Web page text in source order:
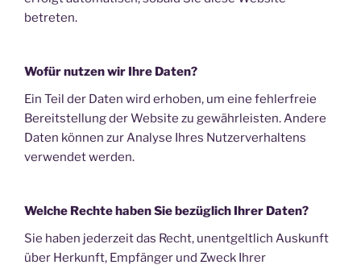
betreten.
Wofür nutzen wir Ihre Daten?
Ein Teil der Daten wird erhoben, um eine fehlerfreie
Bereitstellung der Website zu gewährleisten. Andere
Daten können zur Analyse Ihres Nutzerverhaltens
verwendet werden.
Welche Rechte haben Sie bezüglich Ihrer Daten?
Sie haben jederzeit das Recht, unentgeltlich Auskunft
über Herkunft, Empfänger und Zweck Ihrer